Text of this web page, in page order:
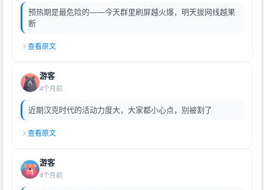
预热期是最危险的——今天群里刷屏越火爆，明天拔网线越果
断
查看原文
游客
4个月前
近期汉克时代的活动力度大，大家都小心点，别被割了
查看原文
游客
4个月前